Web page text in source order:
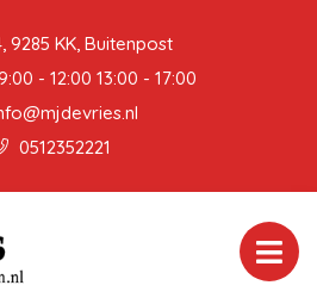
9285 KK, Buitenpost
- 12:00 13:00 - 17:00
0512352221